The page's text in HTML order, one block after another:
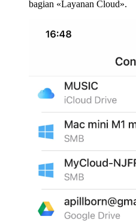
bagian «Layanan Cloud».